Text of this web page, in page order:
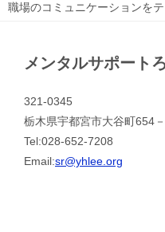
職場のコミュニケーションを
メンタルサポート
321-0345
栃木県宇都宮市大谷町654
Tel:028-652-7208
Email:sr@yhlee.org